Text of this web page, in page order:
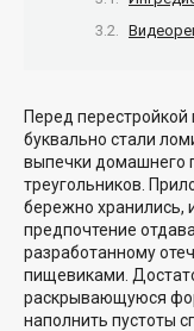
Перед перестройкой
буквально стали
выпечки домашнего
треугольников.
бережно хранились,
предпочтение
разработанному
пищевиками.
раскрывающуюся
наполнить пустоты